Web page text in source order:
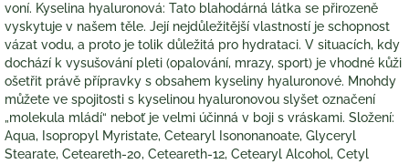
voní. Kyselina hyaluronová: Tato blahodárná látka se přirozeně
vyskytuje v našem těle. Její nejdůležitější vlastností je schopnost
vázat vodu, a proto je tolik důležitá pro hydrataci. V situacích, kdy
dochází k vysušování pleti (opalování, mrazy, sport) je vhodné kůži
ošetřit právě přípravky s obsahem kyseliny hyaluronové. Mnohdy
můžete ve spojitosti s kyselinou hyaluronovou slyšet označení
„molekula mládí“ neboť je velmi účinná v boji s vráskami. Složení:
Aqua, Isopropyl Myristate, Cetearyl Isononanoate, Glyceryl
Stearate, Ceteareth-20, Ceteareth-12, Cetearyl Alcohol, Cetyl